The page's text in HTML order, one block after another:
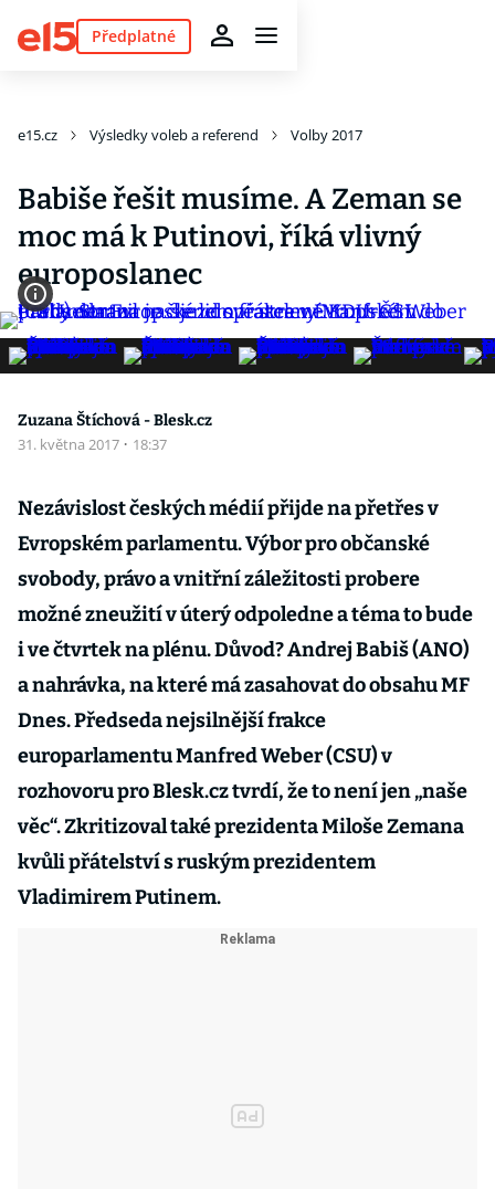
Předplatné
e15.cz Výsledky voleb a referend Volby 2017
Babiše řešit musíme. A Zeman se
moc má k Putinovi, říká vlivný
europoslanec
Zuzana Štíchová - Blesk.cz
31. května 2017 · 18:37
Nezávislost českých médií přijde na přetřes v
Evropském parlamentu. Výbor pro občanské
svobody, právo a vnitřní záležitosti probere
možné zneužití v úterý odpoledne a téma to bude
i ve čtvrtek na plénu. Důvod? Andrej Babiš (ANO)
a nahrávka, na které má zasahovat do obsahu MF
Dnes. Předseda nejsilnější frakce
europarlamentu Manfred Weber (CSU) v
rozhovoru pro Blesk.cz tvrdí, že to není jen „naše
věc“. Zkritizoval také prezidenta Miloše Zemana
kvůli přátelství s ruským prezidentem
Vladimirem Putinem.